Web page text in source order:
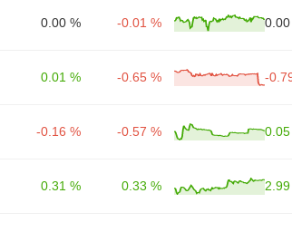
0.00 % -0.01 %
0.01 % -0.65 % -
-0.16 % -0.57 %
0.31 % 0.33 %